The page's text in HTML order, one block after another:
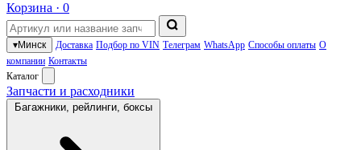
Корзина · 0
▾Минск Доставка Подбор по VIN Телеграм WhatsApp Способы оплаты О
компании Контакты
Каталог
Запчасти и расходники
Багажники, рейлинги, боксы